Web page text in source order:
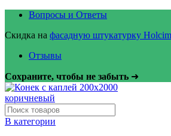
Вопросы и Ответы
Скидка на фасадную штукатурку
Отзывы
Сохраните, чтобы не забыть ➜
В категории